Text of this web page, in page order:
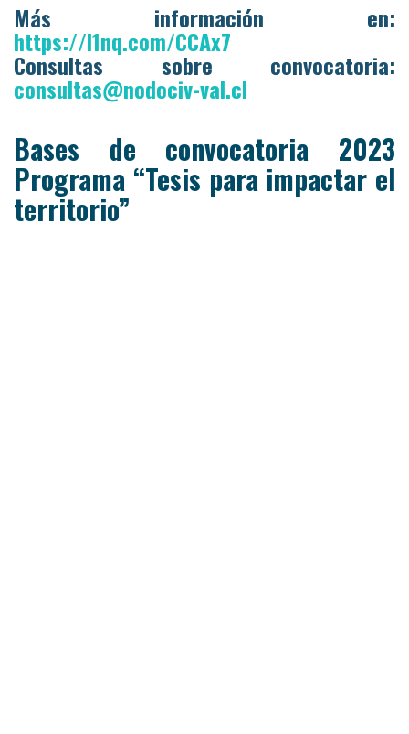
Más información en:
https://l1nq.com/CCAx7
Consultas sobre convocatoria:
consultas@nodociv-val.cl
Bases de convocatoria 2023
Programa “Tesis para impactar el
territorio”